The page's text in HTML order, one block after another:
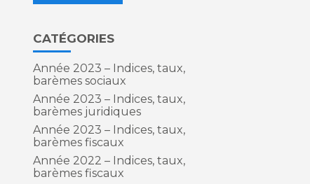
CATÉGORIES
Année 2023 – Indices, taux,
barèmes sociaux
Année 2023 – Indices, taux,
barèmes juridiques
Année 2023 – Indices, taux,
barèmes fiscaux
Année 2022 – Indices, taux,
barèmes fiscaux